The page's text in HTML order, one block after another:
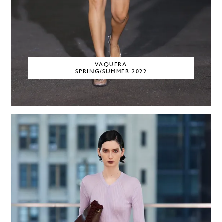
VAQUERA
SPRING/SUMMER 2022